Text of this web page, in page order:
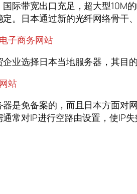
国际带宽出口充足，超大型10M
。日本通过新的光纤网络骨干
子商务网站
业选择日本当地服务器，其目
站
是免备案的，而且日本方面对
常对IP进行空路由设置，使IP失